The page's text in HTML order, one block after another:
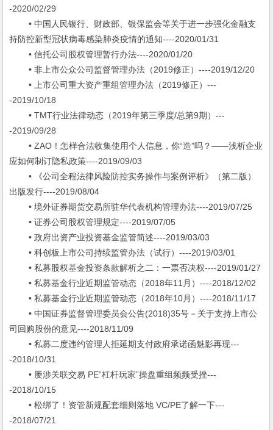
-2020/02/29
• 中国人民银行、财政部、银保监会等关于进一步强化金融支
持防控新型冠状病毒感染肺炎疫情的通知----2020/01/31
• 信托公司股权管理暂行办法----2020/01/20
• 非上市公众公司监督管理办法（2019修正）----2019/12/20
• 上市公司重大资产重组管理办法（2019修正）---
-2019/10/18
• TMT行业法律动态（2019年第三季度/总第9期）---
-2019/09/28
• ZAO！怎样合法收集使用个人信息，你“造”吗？——浅析企业
应如何制订隐私政策----2019/09/03
• 《公司全程法律风险防控实务操作与案例评析》（第二版）
出版发行----2019/08/04
• 境外证券期货交易所驻华代表机构管理办法----2019/07/25
• 证券公司股权管理规定----2019/07/05
• 政府出资产业投资基金监管简述----2019/03/03
• 科创板上市公司持续监管办法（试行）----2019/03/01
• 私募股权基金投资条款解析之二：一票否决权----2019/01/27
• 私募基金行业近期监管动态（2018年11月）----2018/12/02
• 私募基金行业近期监管动态（2018年10月）----2018/11/17
• 中国证券监督管理委员会公告(2018)35号－关于支持上市公
司回购股份的意见----2018/11/09
• 私募二度违约管理人拒延期支付政府承诺函魅影再现---
-2018/10/31
• 屡涉关联交易 PE“杠杆玩家”操盘重组频频受挫---
-2018/10/15
• 松绑了！资管新规配套细则落地 VC/PE了解一下---
-2018/07/21